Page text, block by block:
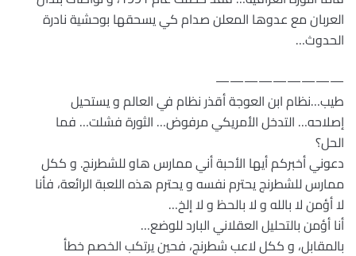
العربان مع عدوها المعلن صدام كي يسحقها بوحشية نادرة
الحدوث…
—————————
طيب…نظام ابن العوجة أقذر نظام في العالم و يستحيل
إصلاحه… التدخل الأمريكي مرفوض… الثورة فشلت… فما
الحل؟
دعوني أخبركم أيها الأحبة أني ممارس هاو للشطرنج. و ككل
ممارس للشطرنج يحترم نفسه و يحترم هذه اللعبة الرائعة، فأنا
لا أؤمن لا بالله و لا بالحظ و لا إلخ…
أنا أؤمن بالتحليل العقلاني البارد للوضع…
بالمقابل، و ككل لاعب شطرنج، فحين يرتكب الخصم خطأ